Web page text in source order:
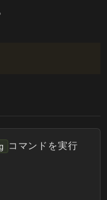
コマンドを実行